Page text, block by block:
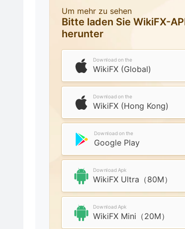
Um mehr zu sehen
Bitte laden Sie WikiFX-
herunter
Download on the
WikiFX (Global)
Download on the
WikiFX (Hong Kong)
Download on the
Google Play
Download Apk
WikiFX Ultra（80M）
Download Apk
WikiFX Mini（20M）